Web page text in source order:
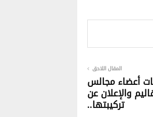
المقال اللاحق
أعضاء مجالس
والإعلان عن
تركيبتها..